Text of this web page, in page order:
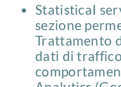
StatisticaI
sezione
Trattamento
dati di